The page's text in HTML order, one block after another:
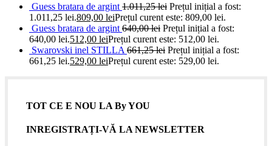
Guess bratara de argint 1.011,25lei Prețul inițial a fost:
1.011,25 lei.809,00 leiPrețul curent este: 809,00 lei.
Guess bratara de argint 640,00lei Prețul inițial a fost:
640,00 lei.512,00 leiPrețul curent este: 512,00 lei.
Swarovski inel STILLA 661,25lei Prețul inițial a fost:
661,25 lei.529,00 leiPrețul curent este: 529,00 lei.
TOT CE E NOU LA By YOU
INREGISTRAȚI-VĂ LA NEWSLETTER